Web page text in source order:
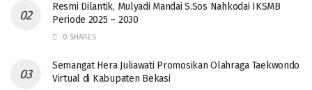
Resmi Dilantik, Mulyadi Mandai S.Sos Nahkodai IKSMB
Periode 2025 – 2030
0 SHARES
Semangat Hera Juliawati Promosikan Olahraga Taekwondo
Virtual di Kabupaten Bekasi